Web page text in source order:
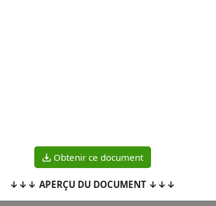
Obtenir ce document
↓↓↓ APERÇU DU DOCUMENT ↓↓↓